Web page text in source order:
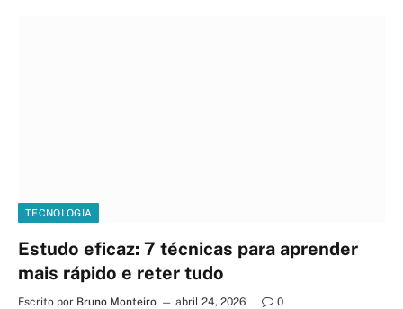
TECNOLOGIA
Estudo eficaz: 7 técnicas para aprender
mais rápido e reter tudo
Escrito por Bruno Monteiro abril 24, 2026 0